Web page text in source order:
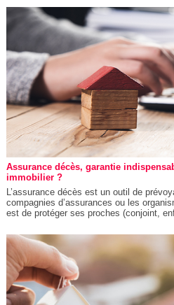
Assurance décès, garantie
immobilier ?
L’assurance décès est un outil de
compagnies d’assurances ou les
est de protéger ses proches (conjoint,